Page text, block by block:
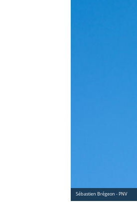
Sébastien Brégeon - PNV